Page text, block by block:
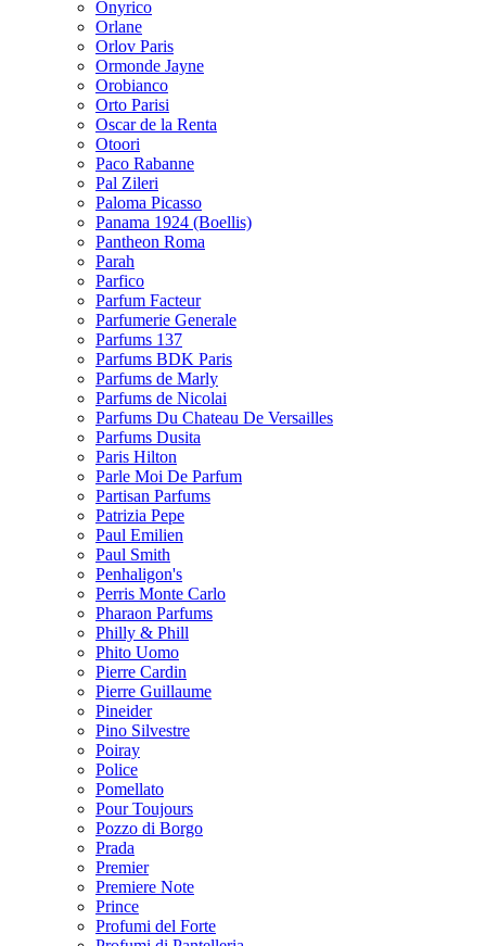
Onyrico
Orlane
Orlov Paris
Ormonde Jayne
Orobianco
Orto Parisi
Oscar de la Renta
Otoori
Paco Rabanne
Pal Zileri
Paloma Picasso
Panama 1924 (Boellis)
Pantheon Roma
Parah
Parfico
Parfum Facteur
Parfumerie Generale
Parfums 137
Parfums BDK Paris
Parfums de Marly
Parfums de Nicolai
Parfums Du Chateau De Versailles
Parfums Dusita
Paris Hilton
Parle Moi De Parfum
Partisan Parfums
Patrizia Pepe
Paul Emilien
Paul Smith
Penhaligon's
Perris Monte Carlo
Pharaon Parfums
Philly & Phill
Phito Uomo
Pierre Cardin
Pierre Guillaume
Pineider
Pino Silvestre
Poiray
Police
Pomellato
Pour Toujours
Pozzo di Borgo
Prada
Premier
Premiere Note
Prince
Profumi del Forte